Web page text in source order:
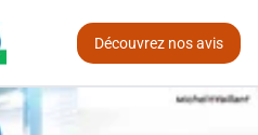
Découvrez nos avis